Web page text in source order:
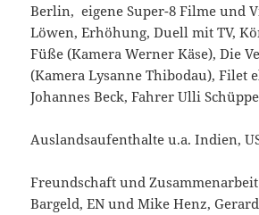
Berlin, eigene Super-8 Filme und
Löwen, Erhöhung, Duell mit TV,
Füße (Kamera Werner Käse), Die
(Kamera Lysanne Thibodau), Filet
Johannes Beck, Fahrer Ulli
Auslandsaufenthalte u.a. Indien,
Freundschaft und
Bargeld, EN und Mike Henz,